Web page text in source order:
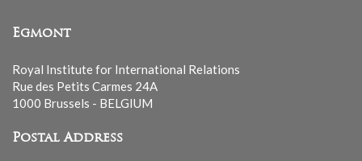
Egmont
Royal Institute for International Relations
Rue des Petits Carmes 24A
1000 Brussels - BELGIUM
Postal Address